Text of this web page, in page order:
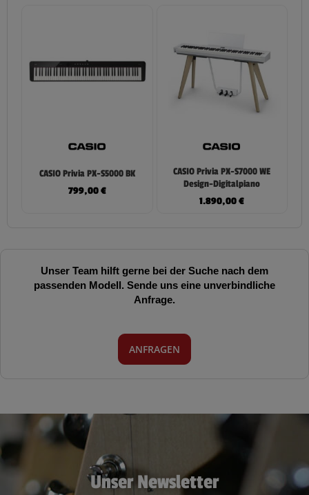
CASIO Privia PX-S5000 BK
799,00€
CASIO Privia PX-S7000 WE
Design-Digitalpiano
1.890,00€
Unser Team hilft gerne bei der Suche nach dem
passenden Modell. Sende uns eine unverbindliche
Anfrage.
ANFRAGEN
Unser Newsletter